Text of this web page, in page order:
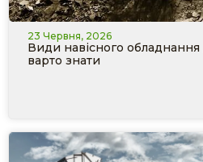
23 Червня, 2026
Види навісного обладнання
варто знати